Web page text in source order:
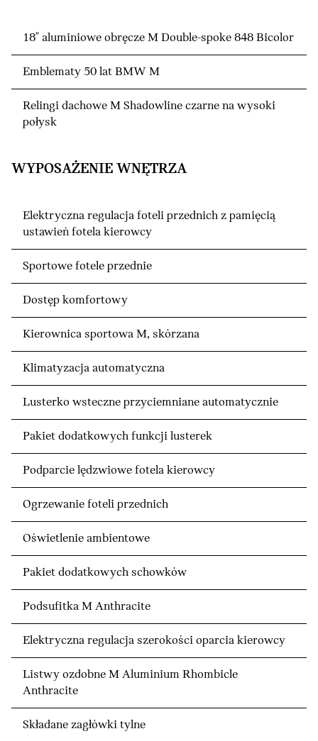
18" aluminiowe obręcze M Double-spoke 848 Bicolor
Emblematy 50 lat BMW M
Relingi dachowe M Shadowline czarne na wysoki
połysk
WYPOSAŻENIE WNĘTRZA
Elektryczna regulacja foteli przednich z pamięcią
ustawień fotela kierowcy
Sportowe fotele przednie
Dostęp komfortowy
Kierownica sportowa M, skórzana
Klimatyzacja automatyczna
Lusterko wsteczne przyciemniane automatycznie
Pakiet dodatkowych funkcji lusterek
Podparcie lędzwiowe fotela kierowcy
Ogrzewanie foteli przednich
Oświetlenie ambientowe
Pakiet dodatkowych schowków
Podsufitka M Anthracite
Elektryczna regulacja szerokości oparcia kierowcy
Listwy ozdobne M Aluminium Rhombicle
Anthracite
Składane zagłówki tylne